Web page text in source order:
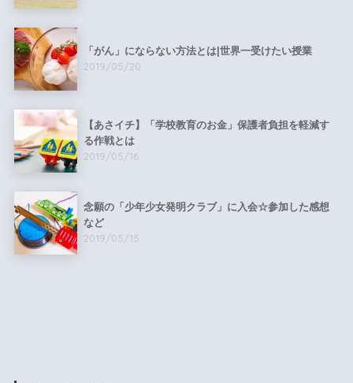
「がん」にならない方法とは|世界一受けたい授業
2019/05/20
【あさイチ】「学校教育のお金」保護者負担を軽減す
る作戦とは
2019/05/16
念願の「少年少女発明クラブ」に入会☆参加した感想
など
2019/05/15